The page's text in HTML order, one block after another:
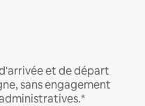
et de départ
sans engagement